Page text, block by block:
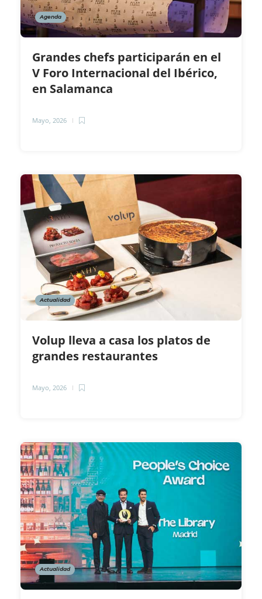
Agenda
Grandes chefs participarán en el
V Foro Internacional del Ibérico,
en Salamanca
Mayo, 2026
Actualidad
Volup lleva a casa los platos de
grandes restaurantes
Mayo, 2026
Actualidad